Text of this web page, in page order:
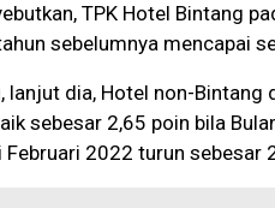
TPK Hotel Bintang
sebelumnya mencapai
lanjut dia, Hotel non-Bintang
sebesar 2,65 poin bila
Februari 2022 turun sebesar